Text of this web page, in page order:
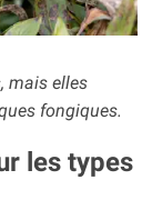
mais elles
fongiques.
les types